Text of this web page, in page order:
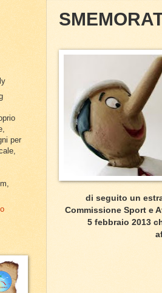
di seguito un
Commissione Sport e
5 febbraio 2013
per